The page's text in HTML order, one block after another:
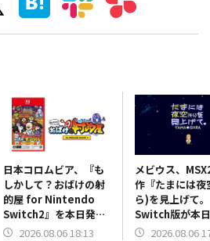
日本コロムビア、『も
しかして？おばけの射
的屋 for Nintendo
Switch2』を本日発
売！射的屋がテーマの
2026.08.06 18:13
メビウス、
作『たまには夜
ら)を見上げて
Switch版が本
自分だけの星座
2026.08.06